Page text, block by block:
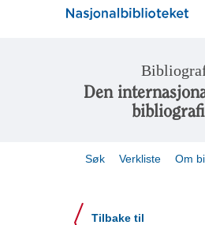
Den
Søk Verkliste Om
Tilbake til